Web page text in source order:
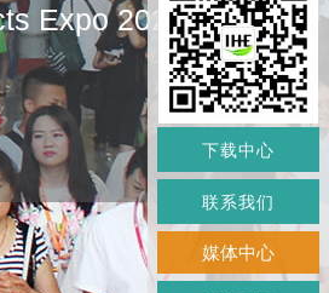
Expo 2027
下载中心
联系我们
媒体中心